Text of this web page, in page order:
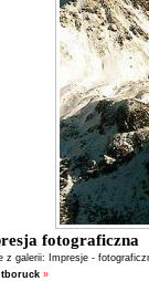
fotograficzna
z galerii:
Impresje -
tboruck »